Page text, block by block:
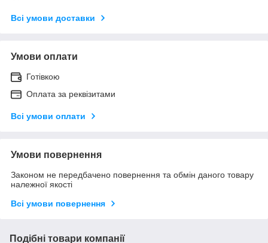
Всі умови доставки
Умови оплати
Готівкою
Оплата за реквізитами
Всі умови оплати
Умови повернення
Законом не передбачено повернення та обмін даного товару
належної якості
Всі умови повернення
Подібні товари компанії